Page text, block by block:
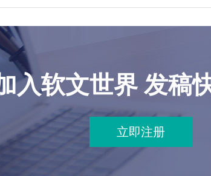
入软文世界 发稿
立即注册